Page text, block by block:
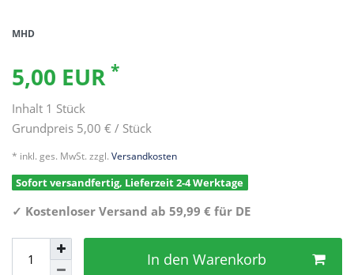
MHD
5,00 EUR *
Inhalt 1 Stück
Grundpreis 5,00 € / Stück
* inkl. ges. MwSt. zzgl. Versandkosten
Sofort versandfertig, Lieferzeit 2-4 Werktage
✓ Kostenloser Versand ab 59,99 € für DE
In den Warenkorb